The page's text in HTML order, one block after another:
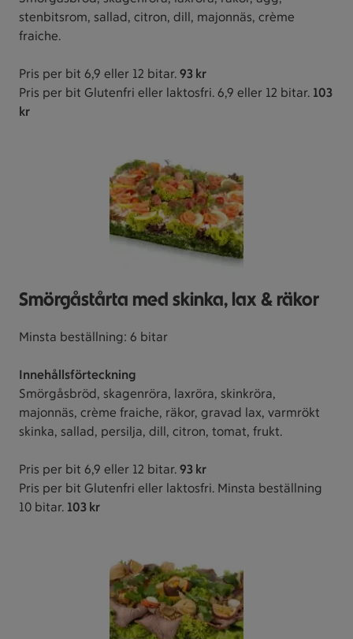
stenbitsrom, sallad, citron, dill, majonnäs, crème
fraiche.
Pris per bit 6,9 eller 12 bitar. 93 kr
Pris per bit Glutenfri eller laktosfri. 6,9 eller 12 bitar. 103
kr
Smörgåstårta med skinka, lax & räkor
Minsta beställning: 6 bitar
Innehållsförteckning
Smörgåsbröd, skagenröra, laxröra, skinkröra,
majonnäs, crème fraiche, räkor, gravad lax, varmrökt
skinka, sallad, persilja, dill, citron, tomat, frukt.
Pris per bit 6,9 eller 12 bitar. 93 kr
Pris per bit Glutenfri eller laktosfri. Minsta beställning
10 bitar. 103 kr